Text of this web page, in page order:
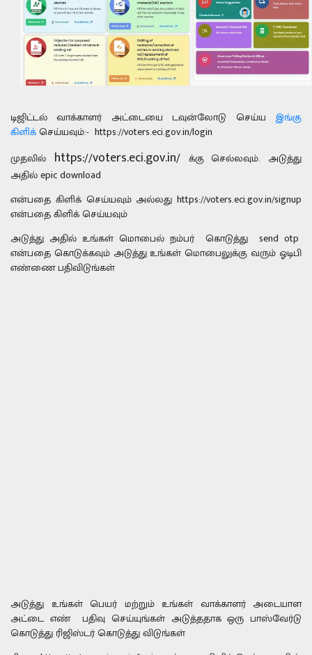
டிஜிட்டல் வாக்காளர் அட்டையை டவுன்லோடு செய்ய இங்கு
கிளிக் செய்யவும்:- https://voters.eci.gov.in/login
முதலில் https://voters.eci.gov.in/ க்கு செல்லவும். அடுத்து
அதில் epic download
என்பதை கிளிக் செய்யவும் அல்லது https://voters.eci.gov.in/signup
என்பதை கிளிக் செய்யவும்
அடுத்து அதில் உங்கள் மொபைல் நம்பர் கொடுத்து send otp
என்பதை கொடுக்கவும் அடுத்து உங்கள் மொபைலுக்கு வரும் ஓடிபி
எண்ணை பதிவிடுங்கள்
அடுத்து உங்கள் பெயர் மற்றும் உங்கள் வாக்காளர் அடையாள
அட்டை எண் பதிவு செய்யுங்கள் அடுத்ததாக ஒரு பாஸ்வேர்டு
கொடுத்து ரிஜிஸ்டர் கொடுத்து விடுங்கள்